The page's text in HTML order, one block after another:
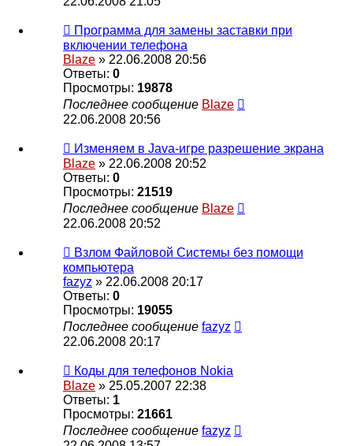
Программа для замены заставки при
включении телефона
Blaze » 22.06.2008 20:56
Ответы: 0
Просмотры: 19878
Последнее сообщение Blaze
22.06.2008 20:56
Изменяем в Java-игре разрешение экрана
Blaze » 22.06.2008 20:52
Ответы: 0
Просмотры: 21519
Последнее сообщение Blaze
22.06.2008 20:52
Взлом Файловой Системы без помощи
компьютера
fazyz » 22.06.2008 20:17
Ответы: 0
Просмотры: 19055
Последнее сообщение fazyz
22.06.2008 20:17
Коды для телефонов Nokia
Blaze » 25.05.2007 22:38
Ответы: 1
Просмотры: 21661
Последнее сообщение fazyz